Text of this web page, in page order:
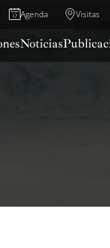
Agenda Visitas
Noticias